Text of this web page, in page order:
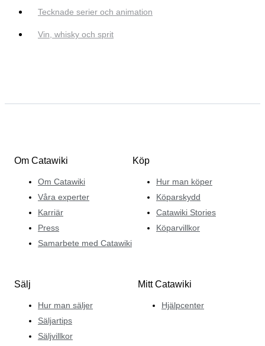
Tecknade serier och animation
Vin, whisky och sprit
Om Catawiki
Om Catawiki
Våra experter
Karriär
Press
Samarbete med Catawiki
Köp
Hur man köper
Köparskydd
Catawiki Stories
Köparvillkor
Sälj
Hur man säljer
Säljartips
Säljvillkor
Mitt Catawiki
Hjälpcenter